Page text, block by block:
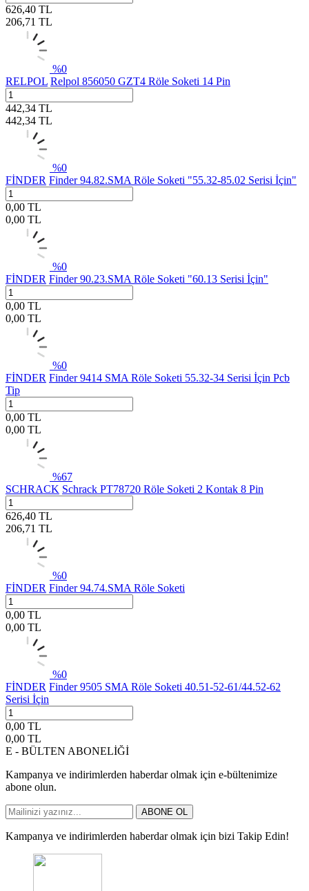
626,40 TL
206,71 TL
%0
RELPOL Relpol 856050 GZT4 Röle Soketi 14 Pin
442,34 TL
442,34 TL
%0
FİNDER Finder 94.82.SMA Röle Soketi "55.32-85.02 Serisi İçin"
0,00 TL
0,00 TL
%0
FİNDER Finder 90.23.SMA Röle Soketi "60.13 Serisi İçin"
0,00 TL
0,00 TL
%0
FİNDER Finder 9414 SMA Röle Soketi 55.32-34 Serisi İçin Pcb
Tip
0,00 TL
0,00 TL
%67
SCHRACK Schrack PT78720 Röle Soketi 2 Kontak 8 Pin
626,40 TL
206,71 TL
%0
FİNDER Finder 94.74.SMA Röle Soketi
0,00 TL
0,00 TL
%0
FİNDER Finder 9505 SMA Röle Soketi 40.51-52-61/44.52-62
Serisi İçin
0,00 TL
0,00 TL
E - BÜLTEN ABONELİĞİ
Kampanya ve indirimlerden haberdar olmak için e-bültenimize
abone olun.
ABONE OL
Kampanya ve indirimlerden haberdar olmak için bizi Takip Edin!